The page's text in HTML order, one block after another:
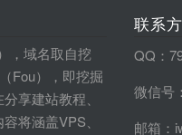
，域名取自挖
Fou），即挖掘
享建站教程、
将涵盖VPS、
联系
QQ：
微信号
邮箱：